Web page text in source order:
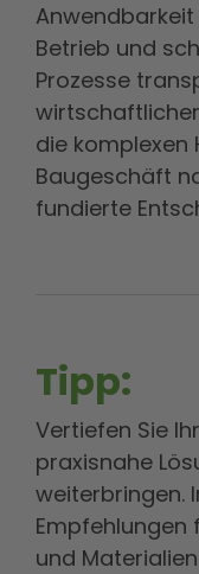
Betrieb und
Prozesse
die komplexen
Baugeschäft
fundierte
Tipp:
Vertiefen Sie
praxisnahe
weiterbringen.
Empfehlungen
und